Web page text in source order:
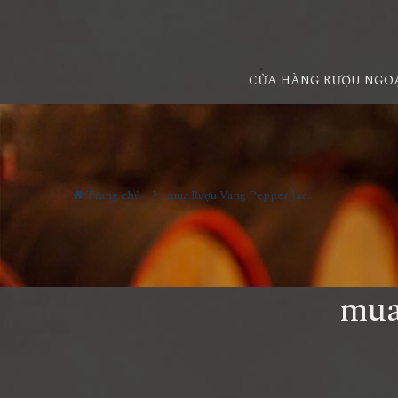
CỬA HÀNG RƯỢU
Trang chủ mua Rượu Vang Pepper Jack Malbec tphcm